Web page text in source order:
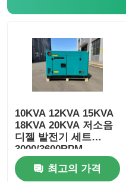
10KVA 12KVA 15KVA
18KVA 20KVA 저소음
디젤 발전기 세트
3000/3600RPM
최고의 가격